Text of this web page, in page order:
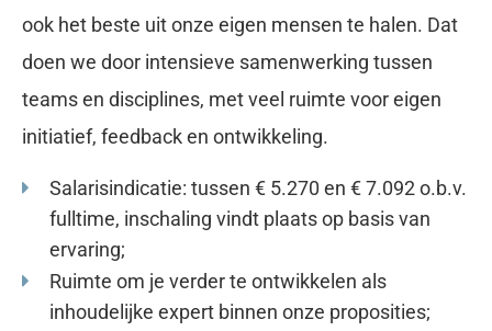
ook het beste uit onze eigen mensen te halen. Dat
doen we door intensieve samenwerking tussen
teams en disciplines, met veel ruimte voor eigen
initiatief, feedback en ontwikkeling.
Salarisindicatie: tussen € 5.270 en € 7.092 o.b.v.
fulltime, inschaling vindt plaats op basis van
ervaring;
Ruimte om je verder te ontwikkelen als
inhoudelijke expert binnen onze proposities;